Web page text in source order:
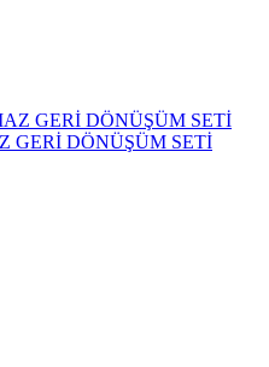
GERİ DÖNÜŞÜM SETİ